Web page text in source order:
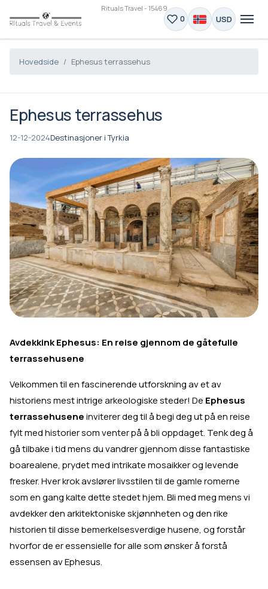
Rituals Travel - 15469
0 USD
Hovedside Ephesus terrassehus
Ephesus terrassehus
12-12-2024Destinasjoner i Tyrkia
Avdekkink Ephesus: En reise gjennom de gåtefulle
terrassehusene
Velkommen til en fascinerende utforskning av et av
historiens mest intrige arkeologiske steder! De Ephesus
terrassehuseneinviterer deg til å begi deg ut på en reise
fylt med historier som venter på å bli oppdaget. Tenk deg å
gå tilbake i tid mens du vandrer gjennom disse fantastiske
boarealene, prydet med intrikate mosaikker og levende
fresker. Hver krok avslører livsstilen til de gamle romerne
som en gang kalte dette stedet hjem. Bli med meg mens vi
avdekker den arkitektoniske skjønnheten og den rike
historien til disse bemerkelsesverdige husene, og forstår
hvorfor de er essensielle for alle som ønsker å forstå
essensen av Ephesus.